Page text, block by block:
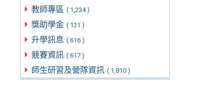
教師專區 ( 1,234 )
獎助學金 ( 121 )
升學訊息 ( 616 )
競賽資訊 ( 617 )
師生研習及營隊資訊 ( 1,810 )